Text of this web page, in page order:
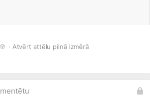
· Atvērt attēlu pilnā izmērā